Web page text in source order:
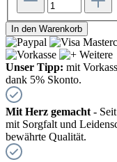
In den Warenkorb
Unser Tipp: mit
dank 5% Skonto.
Mit Herz gemacht -
mit Sorgfalt und
bewährte Qualität.